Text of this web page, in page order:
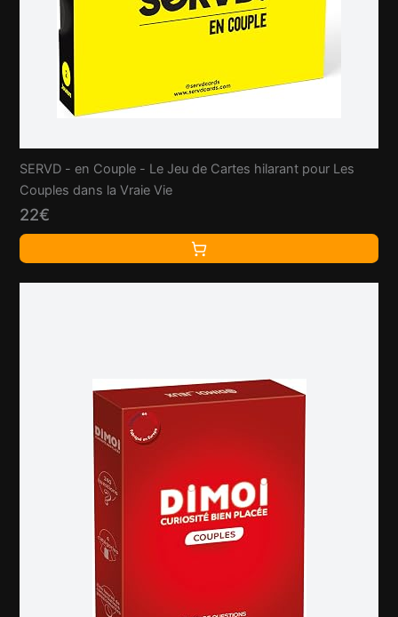
SERVD - en Couple - Le Jeu de Cartes hilarant pour Les
Couples dans la Vraie Vie
22€